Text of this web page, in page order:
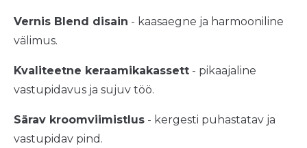
Vernis Blend disain - kaasaegne ja harmooniline
välimus.
Kvaliteetne keraamikakassett - pikaajaline
vastupidavus ja sujuv töö.
Särav kroomviimistlus - kergesti puhastatav ja
vastupidav pind.